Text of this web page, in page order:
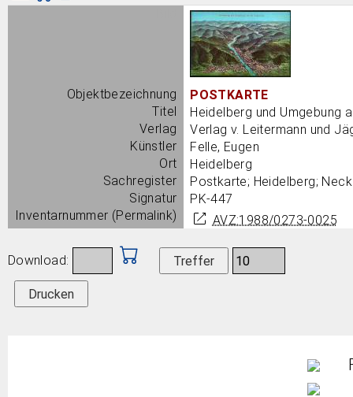
Objektbezeichnung
POSTKARTE
Titel
Heidelberg und Umgebung
Verlag
Verlag v. Leitermann und
Künstler
Felle, Eugen
Ort
Heidelberg
Sachregister
Postkarte; Heidelberg;
Signatur
PK-447
Inventarnummer (Permalink)
AVZ:1988/0273-0025
Download:
Drucken